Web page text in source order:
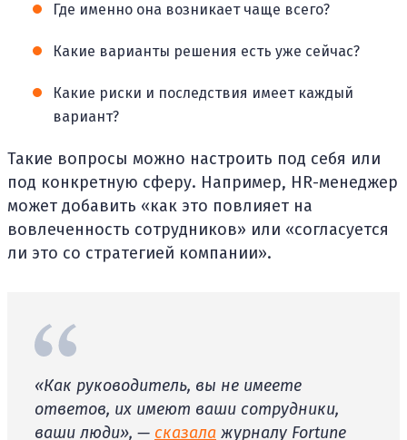
Где именно она возникает чаще всего?
Какие варианты решения есть уже сейчас?
Какие риски и последствия имеет каждый
вариант?
Такие вопросы можно настроить под себя или
под конкретную сферу. Например, HR-менеджер
может добавить «как это повлияет на
вовлеченность сотрудников» или «согласуется
ли это со стратегией компании».
«Как руководитель, вы не имеете
ответов, их имеют ваши сотрудники,
ваши люди», — сказала журналу Fortune